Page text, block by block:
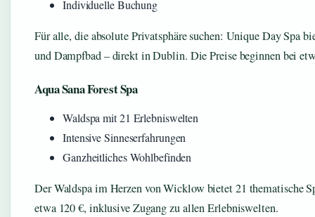
Individuelle Buchung
Für alle, die absolute Privatsphäre suchen: Unique Day Spa
und Dampfbad – direkt in Dublin. Die Preise beginnen bei
Aqua Sana Forest Spa
Waldspa mit 21 Erlebniswelten
Intensive Sinneserfahrungen
Ganzheitliches Wohlbefinden
Der Waldspa im Herzen von Wicklow bietet 21 thematische
etwa 120 €, inklusive Zugang zu allen Erlebniswelten.